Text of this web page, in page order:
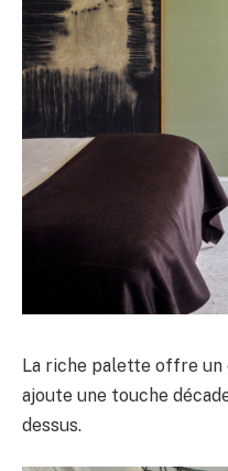
La riche palette offre
ajoute une touche
dessus.